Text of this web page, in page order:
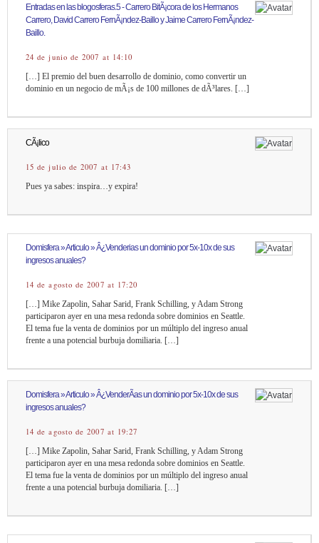
Entradas en las blogosferas.5 - Carrero BitÃ¡cora de los Hermanos
Carrero, David Carrero FernÃ¡ndez-Baillo y Jaime Carrero FernÃ¡ndez-
Baillo.
24 de junio de 2007 at 14:10
[…] El premio del buen desarrollo de dominio, como convertir un
dominio en un negocio de mÃ¡s de 100 millones de dÃ³lares. […]
CÃ¡lico
15 de julio de 2007 at 17:43
Pues ya sabes: inspira…y expira!
Domisfera » Articulo » Â¿Venderias un dominio por 5x-10x de sus
ingresos anuales?
14 de agosto de 2007 at 17:20
[…] Mike Zapolin, Sahar Sarid, Frank Schilling, y Adam Strong
participaron ayer en una mesa redonda sobre dominios en Seattle.
El tema fue la venta de dominios por un múltiplo del ingreso anual
frente a una potencial burbuja domiliaria. […]
Domisfera » Articulo » Â¿VenderÃ­as un dominio por 5x-10x de sus
ingresos anuales?
14 de agosto de 2007 at 19:27
[…] Mike Zapolin, Sahar Sarid, Frank Schilling, y Adam Strong
participaron ayer en una mesa redonda sobre dominios en Seattle.
El tema fue la venta de dominios por un múltiplo del ingreso anual
frente a una potencial burbuja domiliaria. […]